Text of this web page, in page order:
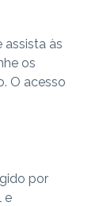
assista às
os
O acesso
por
e